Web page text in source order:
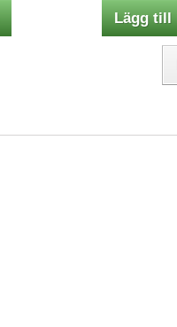
Lägg till